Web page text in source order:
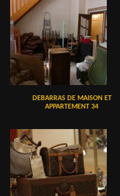
DEBARRAS DE MAISON ET
APPARTEMENT 34